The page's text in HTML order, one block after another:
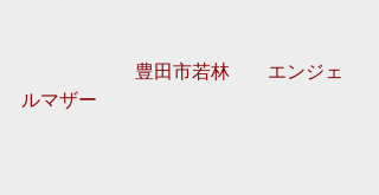
豊田市若林　　エンジェ
ルマザー